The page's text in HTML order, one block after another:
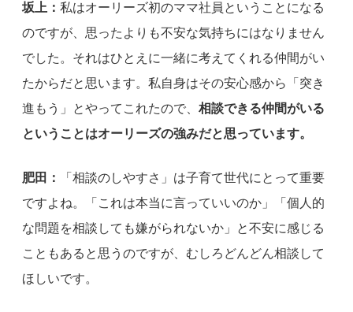
坂上： 私はオーリーズ初のママ社員ということになる
のですが、思ったよりも不安な気持ちにはなりません
でした。それはひとえに一緒に考えてくれる仲間がい
たからだと思います。私自身はその安心感から「突き
進もう」とやってこれたので、 相談できる仲間がいる
ということはオーリーズの強みだと思っています。
肥田：
「相談のしやすさ」は子育て世代にとって重要
ですよね。「これは本当に言っていいのか」「個人的
な問題を相談しても嫌がられないか」と不安に感じる
こともあると思うのですが、むしろどんどん相談して
ほしいです。